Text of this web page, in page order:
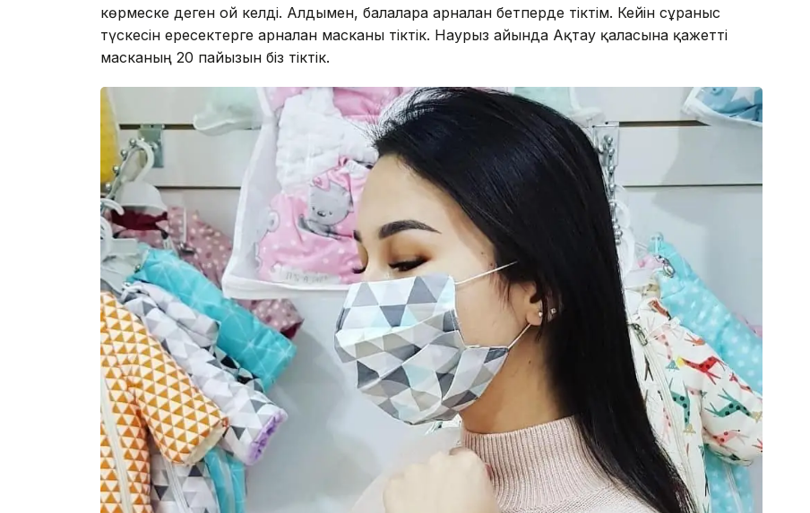
көрмеске деген ой келді. Алдымен, балаларға арналған бетперде тіктім. Кейін сұраныс
түскесін ересектерге арналған масканы тіктік. Наурыз айында Ақтау қаласына қажетті
масканың 20 пайызын біз тіктік.